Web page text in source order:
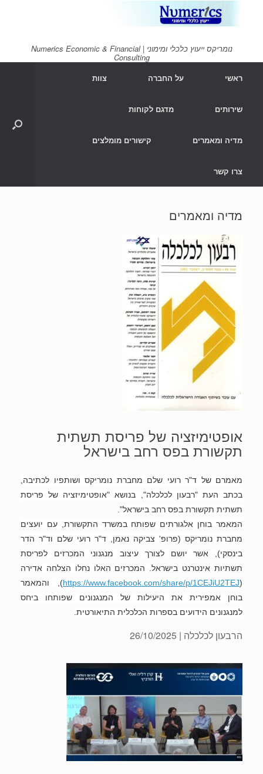
נומריקס ייעוץ כלכלי ומימוני | Numerics Economic & Financial
Consulting
ראשי
על החברה צוות
שירותים מדגם לקוחות
מדיה ומאמרים קישורים מומלצים
צרו קשר
מדיה ומאמרים
אופטימיזציה של פריסת תשתית
תקשורת בפס רחב בישראל
מאמרם של ד"ר רועי שלם מחברת נומריקס ושותפיו לכתיבה,
בכתב העת "רבעון לכלכלה", בנושא "אופטימיזציה של פריסת
תשתית תקשורת בפס רחב בישראל".
המאמר בוחן אלגורתים שפותח במשרד התקשורת, עם יועצים
מחברת נומריקס (פרופ' צביקה נאמן, ד"ר רועי שלם וד"ר הדר
בינסקי), אשר יושם לצורך עיצוב מנגנוני המכרזים לפריסת
תשתיות אינטרנט בישראל. המכרזים האלו נחלו הצלחה אדירה
(
https://www.facebook.com/share/p/1CEJiU2TEJ), והמאמר
בוחן אמפירית את היעילות של המנגנונים שפותחו ביחס
למנגנונים הידועים בספרות הכלכלית התיאורטית.
הרבעון לכלכלה | 26/10/2025